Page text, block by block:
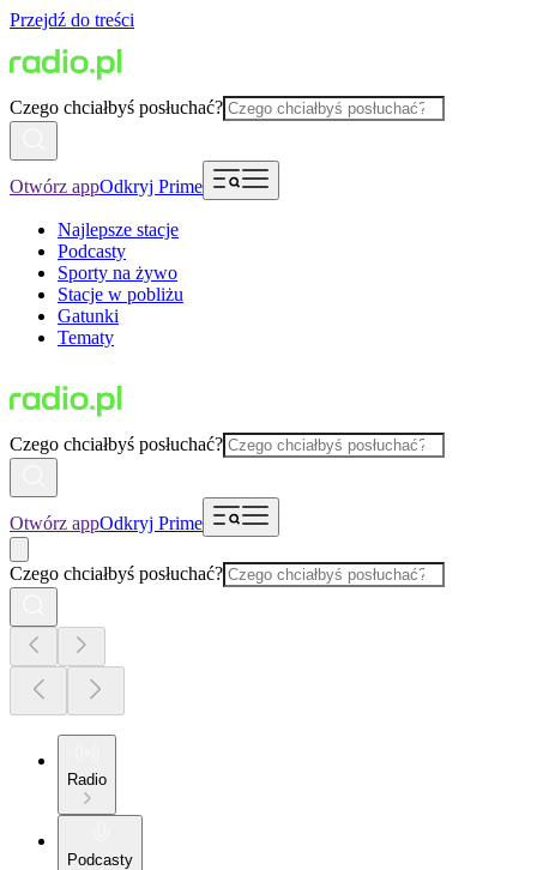
Przejdź do treści
Czego chciałbyś posłuchać?
Otwórz appOdkryj Prime
Najlepsze stacje
Podcasty
Sporty na żywo
Stacje w pobliżu
Gatunki
Tematy
Czego chciałbyś posłuchać?
Otwórz appOdkryj Prime
Czego chciałbyś posłuchać?
Radio
Podcasty